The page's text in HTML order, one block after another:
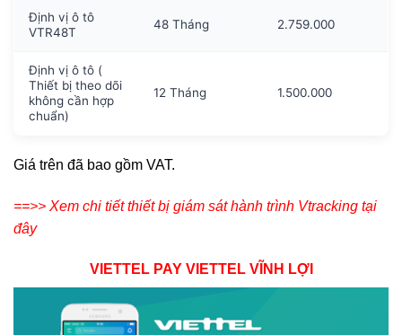
Định vị ô tô
VTR48T
48 Tháng 2.759.000
Định vị ô tô (
Thiết bị theo dõi
không cần hợp
chuẩn)
12 Tháng 1.500.000
Giá trên đã bao gồm VAT.
==>> Xem chi tiết thiết bị giám sát hành trình Vtracking tại
đây
VIETTEL PAY VIETTEL VĨNH LỢI